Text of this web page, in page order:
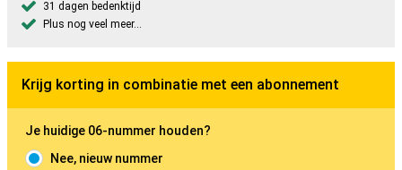
31 dagen bedenktijd
Plus nog veel meer...
Krijg korting in combinatie met een abonnement
Je huidige 06-nummer houden?
Nee, nieuw nummer